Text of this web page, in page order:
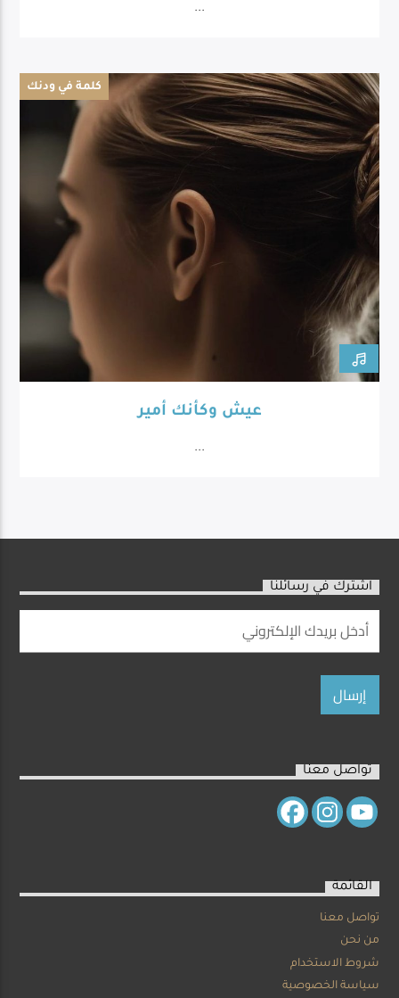
...
كلمة في ودنك
عيش وكأنك أمير
...
اشترك في رسائلنا
تواصل معنا
القائمة
تواصل معنا
من نحن
شروط الاستخدام
سياسة الخصوصية